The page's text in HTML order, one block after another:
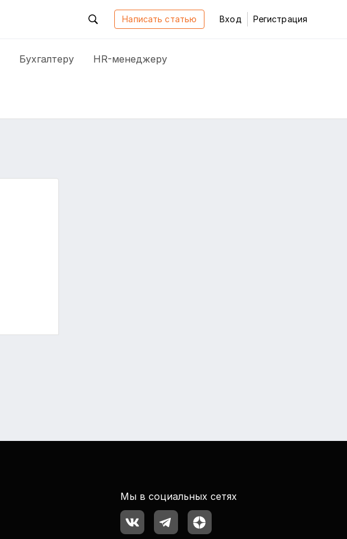
Написать статью Вход Регистрация
Бухгалтеру HR-менеджеру
Мы в социальных сетях